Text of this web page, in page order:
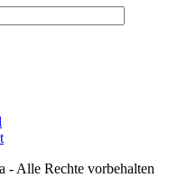
- Alle Rechte vorbehalten